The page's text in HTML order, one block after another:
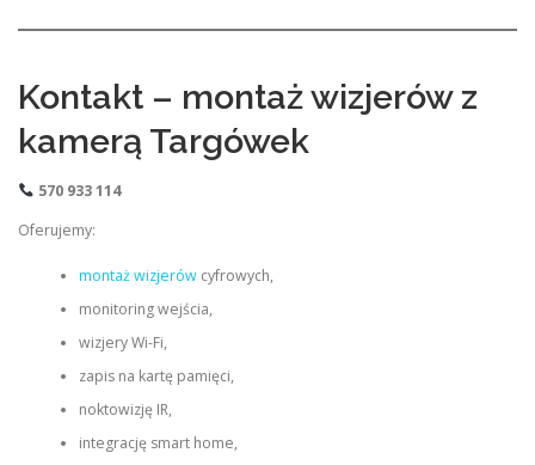
Kontakt – montaż wizjerów z
kamerą Targówek
570 933 114
Oferujemy:
montaż wizjerówcyfrowych,
monitoring wejścia,
wizjery Wi-Fi,
zapis na kartę pamięci,
noktowizję IR,
integrację smart home,